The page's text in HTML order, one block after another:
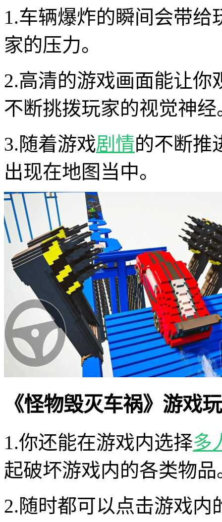
1.车辆爆炸的瞬间会带给
家的压力。
2.高清的游戏画面能让
不断挑拨玩家的视觉神经
3.随着游戏剧情的不断推
出现在地图当中。
《怪物毁灭车祸》游戏
1.你还能在游戏内选择多
起破坏游戏内的各类物品
2.随时都可以点击游戏